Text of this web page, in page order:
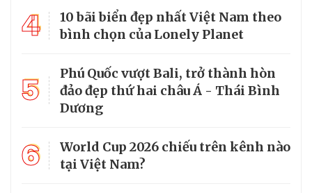
4
10 bãi biển đẹp nhất Việt Nam theo
bình chọn của Lonely Planet
5
Phú Quốc vượt Bali, trở thành hòn
đảo đẹp thứ hai châu Á - Thái Bình
Dương
6
World Cup 2026 chiếu trên kênh nào
tại Việt Nam?